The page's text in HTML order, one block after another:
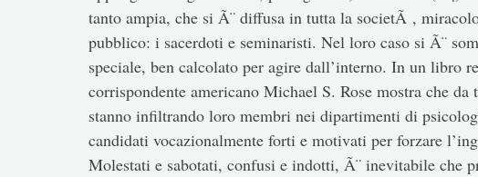
tanto ampia, che si Ã¨ diffusa in tutta la societÃ ,
pubblico: i sacerdoti e seminaristi. Nel loro caso si Ã¨
speciale, ben calcolato per agire dall’interno. In un libro
corrispondente americano Michael S. Rose mostra che
stanno infiltrando loro membri nei dipartimenti di
candidati vocazionalmente forti e motivati per forzare
Molestati e sabotati, confusi e indotti, Ã¨ inevitabile che